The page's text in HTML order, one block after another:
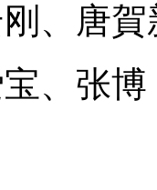
、唐賀
、张博